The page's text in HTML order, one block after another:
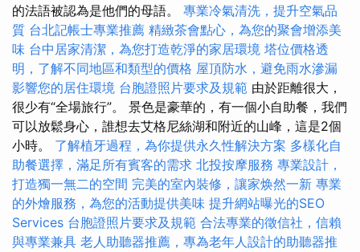
的法語被認為是他們的母語。 專業冷氣清洗，提升空氣品
質 台北記帳士專業推薦 精緻茶會點心，為您的聚會增添美
味 台中居家清潔，為您打造乾淨的家居環境 塔位價格透
明，了解不同地區和類型的價格 屋頂防水，避免雨水滲漏
影響您的居住環境 台胞證照片要求及規範 由於距離很大，
很少有“全場旅行”。 景色是豪華的，有一個小自助餐，我們
可以放鬆身心，誰想去艾格尼絲湖和附近的山峰，這是2個
小時。 了解植牙過程，為你提供永久性解決方案 多樣化自
助餐選擇，滿足所有賓客的需求 北投按摩服務 專業設計，
打造獨一無二的空間 完美的室內裝修，讓家焕然一新 專業
的外燴服務，為您的活動提供美味 提升網站曝光的SEO
Services 台胞證照片要求及規範 合法專業的徵信社，信賴
與專業兼具 老人助聽器推薦，專為老年人設計的助聽器推